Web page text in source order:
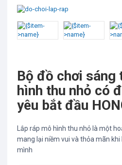
Bộ đồ chơi sáng
hình thu nhỏ có
yêu bắt đầu
Lắp ráp mô hình thu nhỏ là một
mang lại niềm vui và thỏa mãn
mình